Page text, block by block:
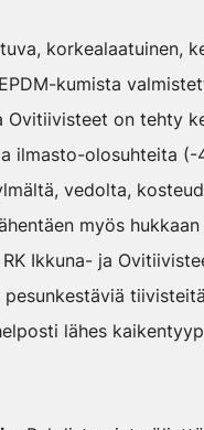
korkealaatuinen,
kumista
Ovitiivisteet on tehty
ilmasto-olosuhteita (-
vedolta,
myös hukkaan
Ikkuna- ja
pesunkestäviä
lähes